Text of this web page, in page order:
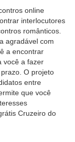
online
interlocutores
românticos.
agradável com
a encontrar
você a fazer
O projeto
entre
que você
Cruzeiro do